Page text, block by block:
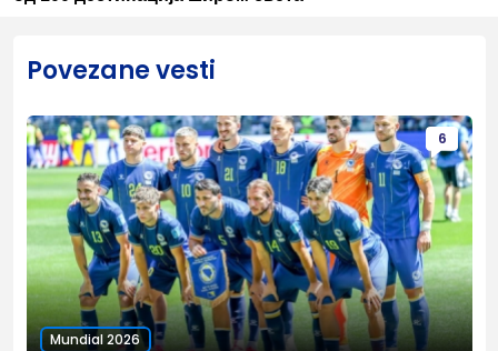
Povezane vesti
6
Mundial 2026